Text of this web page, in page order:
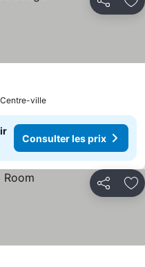
Partager
ville
Consulter les prix
Partager